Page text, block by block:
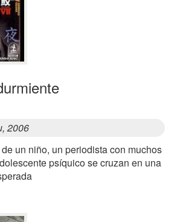
2006
un niño, un periodista con muchos
psíquico se cruzan en una